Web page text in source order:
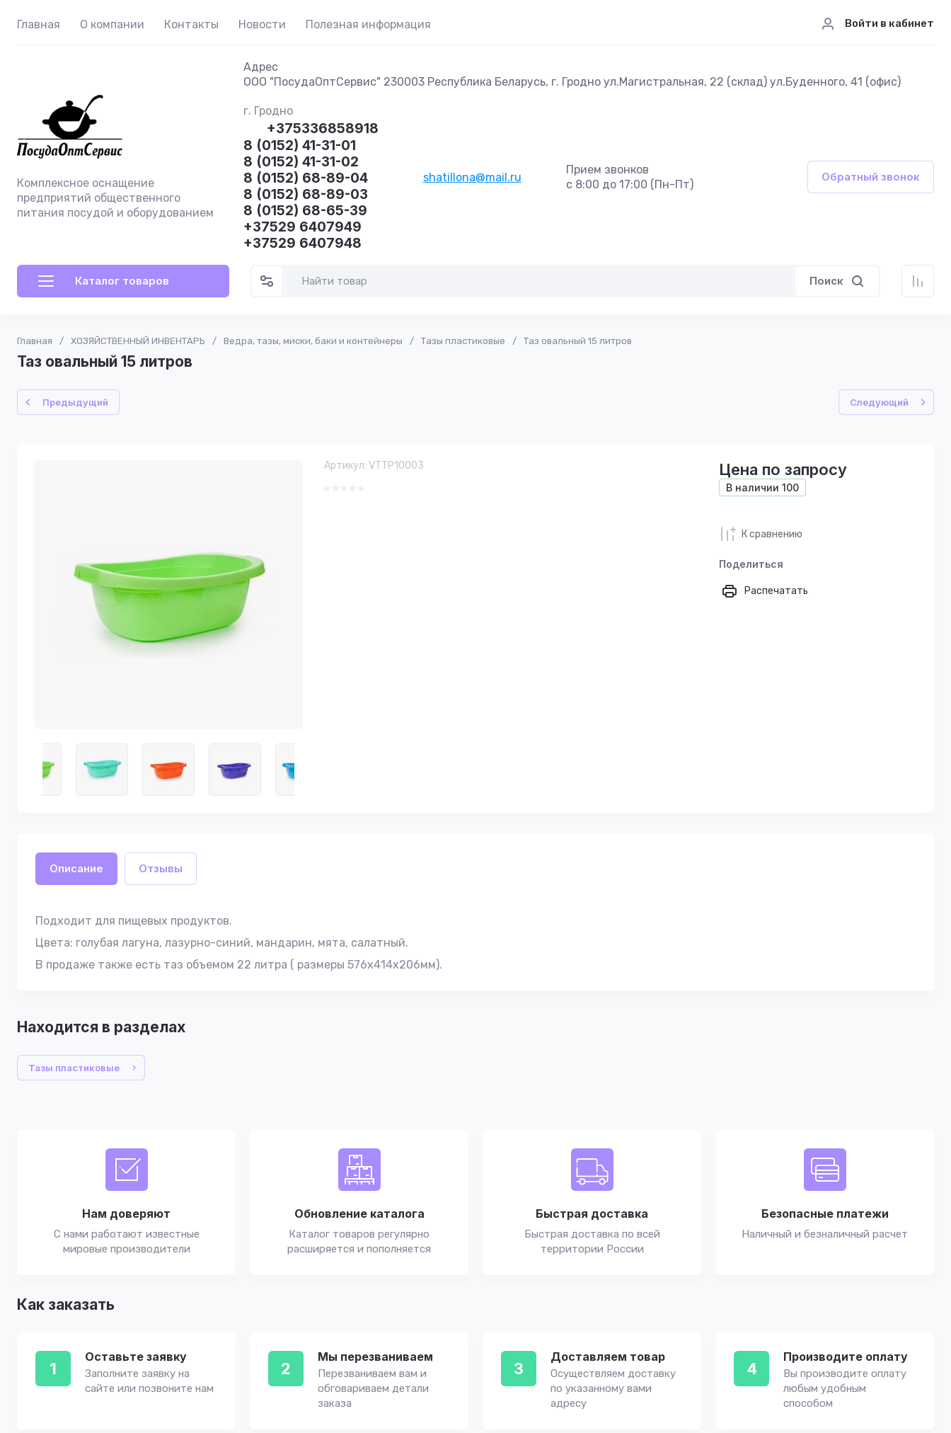
Главная О компании Контакты Новости Полезная информация Войти в кабинет
Комплексное оснащение
предприятий общественного
питания посудой и оборудованием
Адрес
ООО "ПосудаОптСервис" 230003 Республика Беларусь, г. Гродно ул.Магистральная, 22 (склад) ул.Буденного, 41 (офис)
г. Гродно
+375336858918
8 (0152) 41-31-01
8 (0152) 41-31-02
8 (0152) 68-89-04
8 (0152) 68-89-03
8 (0152) 68-65-39
+37529 6407949
+37529 6407948
shatillona@mail.ru
Прием звонков
с 8:00 до 17:00 (Пн-Пт)
Обратный звонок
Каталог товаров Поиск
Главная / ХОЗЯЙСТВЕННЫЙ ИНВЕНТАРЬ / Ведра, тазы, миски, баки и контейнеры / Тазы пластиковые / Таз овальный 15 литров
Таз овальный 15 литров
Предыдущий Следующий
Артикул: VTTP10003
В наличии 100
Цена по запросу
К сравнению
Поделиться
Распечатать
Описание Отзывы
Подходит для пищевых продуктов.
Цвета: голубая лагуна, лазурно-синий, мандарин, мята, салатный.
В продаже также есть таз объемом 22 литра ( размеры 576х414х206мм).
Находится в разделах
Тазы пластиковые
Нам доверяют
С нами работают известные
мировые производители
Обновление каталога
Каталог товаров регулярно
расширяется и пополняется
Быстрая доставка
Быстрая доставка по всей
территории России
Безопасные платежи
Наличный и безналичный расчет
Как заказать
1
Оставьте заявку
Заполните заявку на
сайте или позвоните нам
2
Мы перезваниваем
Перезваниваем вам и
обговариваем детали
заказа
3
Доставляем товар
Осуществляем доставку
по указанному вами
адресу
4
Производите оплату
Вы производите оплату
любым удобным
способом